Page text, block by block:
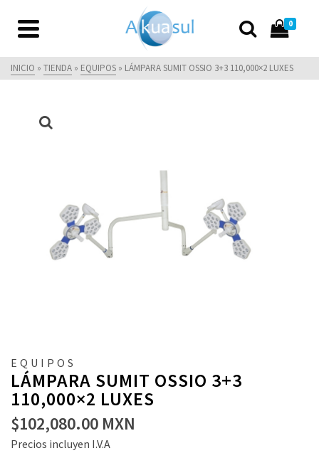
0
INICIO » TIENDA » EQUIPOS » LÁMPARA SUMIT OSSIO 3+3 110,000×2 LUXES
EQUIPOS
LÁMPARA SUMIT OSSIO 3+3
110,000×2 LUXES
$102,080.00 MXN
Precios incluyen I.V.A